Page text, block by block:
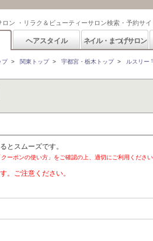
ロン ・リラク＆ビューティーサロン検索・予約サイ
ヘアスタイル ネイル・まつげサロン
プ> 関東トップ> 宇都宮・栃木トップ> ルスリー
とスムーズです。
ーポンの使い方」をご確認の上、適切にご利用ください
。ご注意ください。